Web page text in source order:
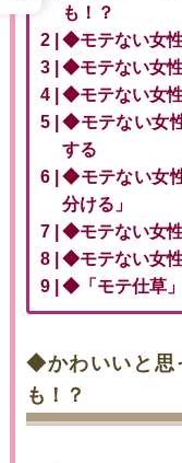
も！？
◆モテない女
◆モテない女
◆モテない女
◆モテない女
する
◆モテない女
分ける」
◆モテない女
◆モテない女
◆「モテ仕草
◆かわいいと思
も！？